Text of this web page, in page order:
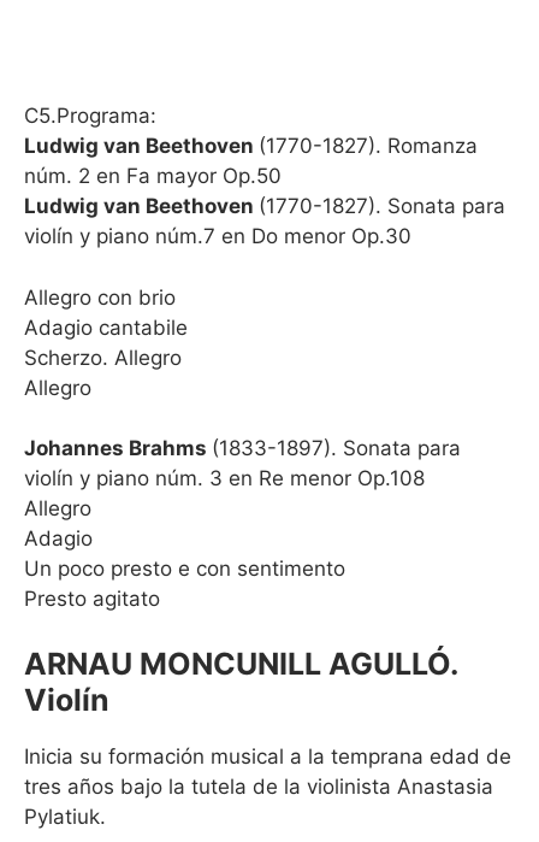
C5.Programa:
Ludwig van Beethoven (1770-1827). Romanza
núm. 2 en Fa mayor Op.50
Ludwig van Beethoven (1770-1827). Sonata para
violín y piano núm.7 en Do menor Op.30
Allegro con brio
Adagio cantabile
Scherzo. Allegro
Allegro
Johannes Brahms (1833-1897). Sonata para
violín y piano núm. 3 en Re menor Op.108
Allegro
Adagio
Un poco presto e con sentimento
Presto agitato
ARNAU MONCUNILL AGULLÓ.
Violín
Inicia su formación musical a la temprana edad de
tres años bajo la tutela de la violinista Anastasia
Pylatiuk.